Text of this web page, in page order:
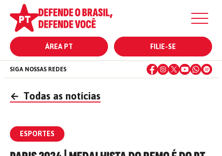
ÁREA PT FILIE-SE
SIGA NOSSAS REDES
← Todas as notícias
ESPORTES